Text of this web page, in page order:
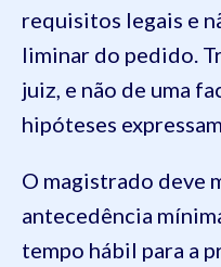
requisitos legais e
liminar do pedido.
juiz, e não de uma
hipóteses
O magistrado deve
antecedência
tempo hábil para a